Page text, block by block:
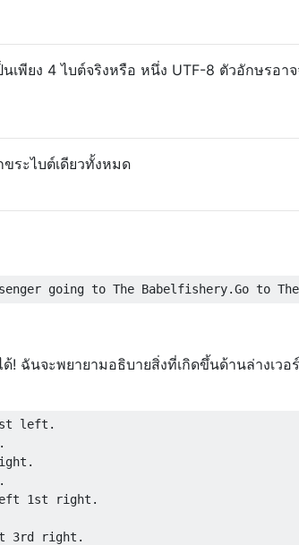
พียง 4 ไบต์จริงหรือ หนึ่ง UTF-8 ตัวอักษรอาจ
ระไบต์เดียวทั้งหมด
ฉันจะพยายามอธิบายสิ่งที่เกิดขึ้นด้านล่างเวอ
left.
1st right.
3rd right.